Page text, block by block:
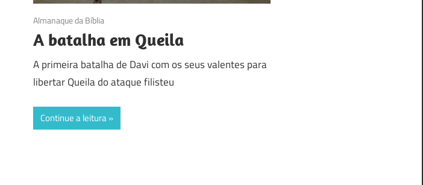
31/07/2016
Almanaque da Bíblia
A batalha em Queila
A primeira batalha de Davi com os seus valentes para
libertar Queila do ataque filisteu
Continue a leitura